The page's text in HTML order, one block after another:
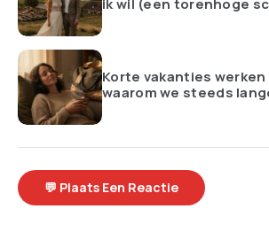
ik wil (een torenhoge
Korte vakanties
waarom we steeds
💬 Plaats Een Reactie